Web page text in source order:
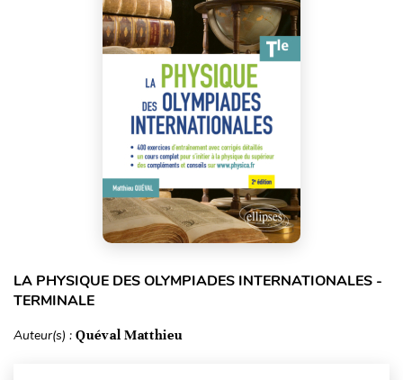
LA PHYSIQUE DES OLYMPIADES INTERNATIONALES -
TERMINALE
Auteur(s) : Quéval Matthieu